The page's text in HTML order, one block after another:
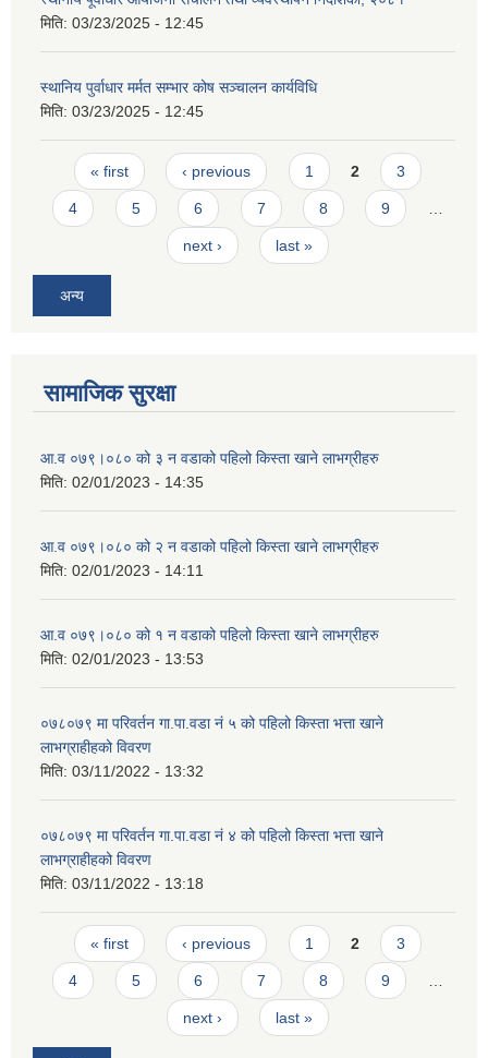
मिति: 03/23/2025 - 12:45
स्थानिय पुर्वाधार मर्मत सम्भार कोष सञ्चालन कार्यविधि
मिति: 03/23/2025 - 12:45
Pages
« first ‹ previous 1 2 3
4 5 6 7 8 9
next › last »
अन्य
सामाजिक सुरक्षा
आ.व ०७९।०८० को ३ न‌‍ वडाको पहिलो किस्ता खाने लाभग्रीहरु
मिति: 02/01/2023 - 14:35
आ.व ०७९।०८० को २ न‌‍ वडाको पहिलो किस्ता खाने लाभग्रीहरु
मिति: 02/01/2023 - 14:11
आ.व ०७९।०८० को १ न‌‍ वडाको पहिलो किस्ता खाने लाभग्रीहरु
मिति: 02/01/2023 - 13:53
०७८०७९ मा परिवर्तन गा.पा.वडा नं ५ को पहिलो किस्ता भत्ता खाने
लाभग्राहीहको विवरण
मिति: 03/11/2022 - 13:32
०७८०७९ मा परिवर्तन गा.पा.वडा नं ४ को पहिलो किस्ता भत्ता खाने
लाभग्राहीहको विवरण
मिति: 03/11/2022 - 13:18
Pages
« first ‹ previous 1 2 3
4 5 6 7 8 9
next › last »